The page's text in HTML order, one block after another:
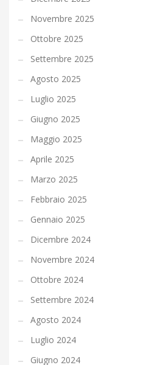
Novembre 2025
Ottobre 2025
Settembre 2025
Agosto 2025
Luglio 2025
Giugno 2025
Maggio 2025
Aprile 2025
Marzo 2025
Febbraio 2025
Gennaio 2025
Dicembre 2024
Novembre 2024
Ottobre 2024
Settembre 2024
Agosto 2024
Luglio 2024
Giugno 2024